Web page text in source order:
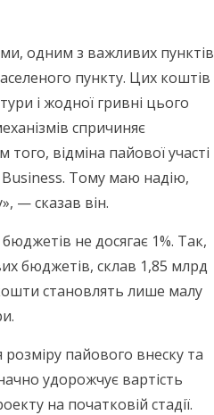
одним з важливих пунктів
пункту. Цих коштів
і жодної гривні цього
спричиняє
відміна пайової участі
Business. Тому маю надію,
— сказав він.
не досягає 1%. Так,
бюджетів, склав 1,85 млрд
становлять лише малу
пайового внеску та
удорожчує вартість
на початковій стадії.